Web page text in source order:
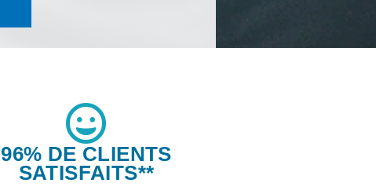
96% DE CLIENTS
SATISFAITS**